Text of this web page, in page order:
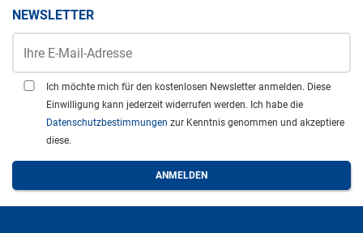
NEWSLETTER
Ich möchte mich für den kostenlosen Newsletter anmelden. Diese
Einwilligung kann jederzeit widerrufen werden. Ich habe die
Datenschutzbestimmungen zur Kenntnis genommen und akzeptiere
diese.